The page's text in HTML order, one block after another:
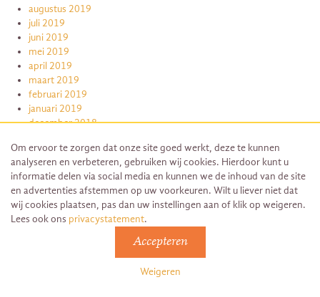
augustus 2019
juli 2019
juni 2019
mei 2019
april 2019
maart 2019
februari 2019
januari 2019
december 2018
oktober 2018
september 2018
juli 2018
juni 2018
mei 2018
april 2018
Om ervoor te zorgen dat onze site goed werkt, deze te kunnen
analyseren en verbeteren, gebruiken wij cookies. Hierdoor kunt u
informatie delen via social media en kunnen we de inhoud van de site
en advertenties afstemmen op uw voorkeuren. Wilt u liever niet dat
wij cookies plaatsen, pas dan uw instellingen aan of klik op weigeren.
Lees ook ons privacystatement.
Accepteren
Weigeren